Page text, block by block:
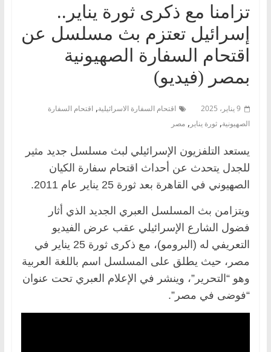
تزامنا مع ذكرى ثورة يناير..
إسرائيل تعتزم بث مسلسل عن
اقتحام السفارة الصهيونية
بمصر (فيديو)
9 يناير، 2025 اقتحام السفارة الاسرائيلية, اقتحام السفارة
الصهيونية, ثورة يناير , مصر
يستعد التلفزيون الإسرائيلي لبث مسلسل جديد مثير
للجدل يتحدث عن أحداث اقتحام سفارة الكيان
الصهيوني في القاهرة بعد ثورة 25 يناير عام 2011.
ويتزامن بث المسلسل العبري الجديد الذي أثار
فضول الشارع الإسرائيلي عقب عرض الفيديو
التعريفي له (البرومو)، مع ذكرى ثورة 25 يناير في
مصر، حيث يطلق على المسلسل اسم باللغة العربية
وهو “التحرير”، وينشر في الإعلام العبري تحت عنوان
“فوضى في مصر”.